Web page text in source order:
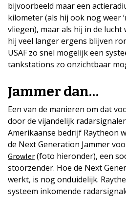
bijvoorbeeld maar een
kilometer (als hij ook nog weer
vliegen), maar als hij in de
hij veel langer ergens blijven
USAF zo snel mogelijk een
tankstations zo onzichtbaar
Jammer dan…
Een van de manieren om dat
door de vijandelijk
Amerikaanse bedrijf Raytheon
de Next Generation Jammer
Growler (foto hieronder), een
stoorzender. Hoe de Next
werkt, is nog onduidelijk.
systeem inkomende